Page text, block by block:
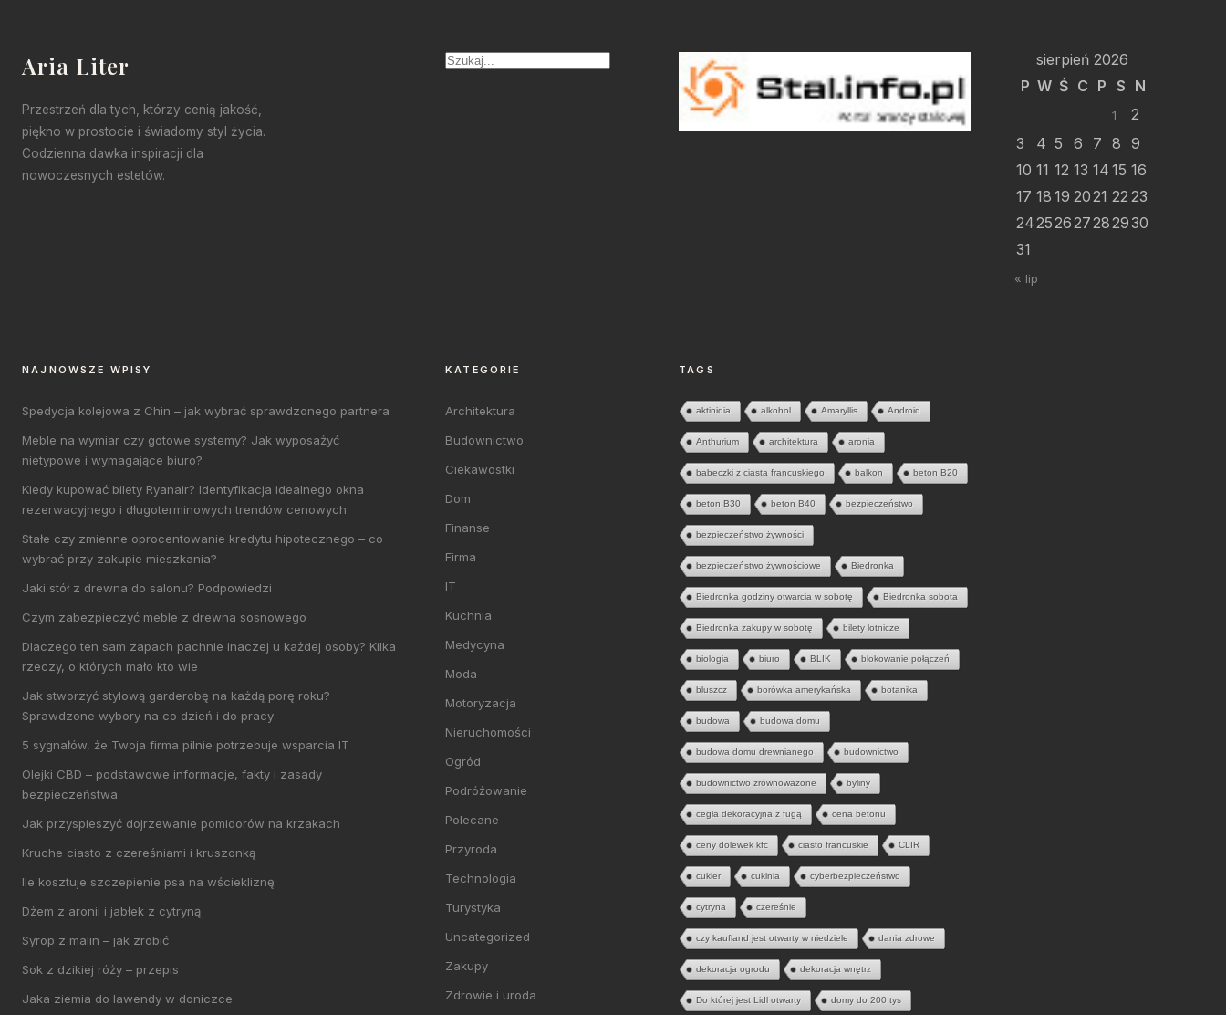
Aria Liter
Przestrzeń dla tych, którzy cenią jakość,
piękno w prostocie i świadomy styl życia.
Codzienna dawka inspiracji dla
nowoczesnych estetów.
sierpień 2026
P W Ś C P S N
1
2
3
4 5 6 7 8 9
10 11 12 13 14 15 16
17 18 19 20 21 22 23
24 25 26 27 28 2930
31
« lip
NAJNOWSZE WPISY
Spedycja kolejowa z Chin – jak wybrać sprawdzonego partnera
Meble na wymiar czy gotowe systemy? Jak wyposażyć
nietypowe i wymagające biuro?
Kiedy kupować bilety Ryanair? Identyfikacja idealnego okna
rezerwacyjnego i długoterminowych trendów cenowych
Stałe czy zmienne oprocentowanie kredytu hipotecznego – co
wybrać przy zakupie mieszkania?
Jaki stół z drewna do salonu? Podpowiedzi
Czym zabezpieczyć meble z drewna sosnowego
Dlaczego ten sam zapach pachnie inaczej u każdej osoby? Kilka
rzeczy, o których mało kto wie
Jak stworzyć stylową garderobę na każdą porę roku?
Sprawdzone wybory na co dzień i do pracy
5 sygnałów, że Twoja firma pilnie potrzebuje wsparcia IT
Olejki CBD – podstawowe informacje, fakty i zasady
bezpieczeństwa
Jak przyspieszyć dojrzewanie pomidorów na krzakach
Kruche ciasto z czereśniami i kruszonką
Ile kosztuje szczepienie psa na wściekliznę
Dżem z aronii i jabłek z cytryną
Syrop z malin – jak zrobić
Sok z dzikiej róży – przepis
Jaka ziemia do lawendy w doniczce
KATEGORIE
Architektura
Budownictwo
Ciekawostki
Dom
Finanse
Firma
IT
Kuchnia
Medycyna
Moda
Motoryzacja
Nieruchomości
Ogród
Podróżowanie
Polecane
Przyroda
Technologia
Turystyka
Uncategorized
Zakupy
Zdrowie i uroda
TAGS
aktinidia alkohol Amaryllis Android
Anthurium architektura aronia
babeczki z ciasta francuskiego balkon beton B20
beton B30 beton B40 bezpieczeństwo
bezpieczeństwo żywności
bezpieczeństwo żywnościowe Biedronka
Biedronka godziny otwarcia w sobotę Biedronka sobota
Biedronka zakupy w sobotę bilety lotnicze
biologia biuro BLIK blokowanie połączeń
bluszcz borówka amerykańska botanika
budowa budowa domu
budowa domu drewnianego budownictwo
budownictwo zrównoważone byliny
cegła dekoracyjna z fugą cena betonu
ceny dolewek kfc ciasto francuskie CLIR
cukier cukinia cyberbezpieczeństwo
cytryna czereśnie
czy kaufland jest otwarty w niedziele dania zdrowe
dekoracja ogrodu dekoracja wnętrz
Do której jest Lidl otwarty domy do 200 tys